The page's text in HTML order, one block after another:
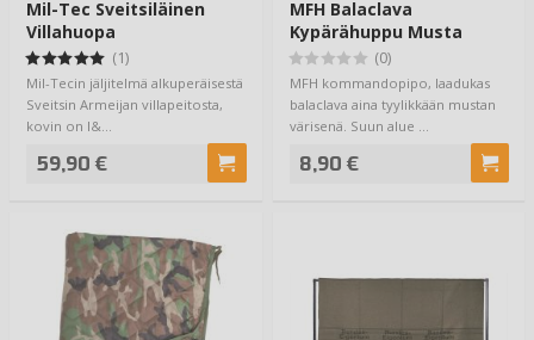
Mil-Tec Sveitsiläinen
Villahuopa
(1)
Mil-Tecin jäljitelmä alkuperäisestä
Sveitsin Armeijan villapeitosta,
kovin on l&…
59,90 €
MFH Balaclava
Kypärähuppu Musta
(0)
MFH kommandopipo, laadukas
balaclava aina tyylikkään mustan
värisenä. Suun alue …
8,90 €